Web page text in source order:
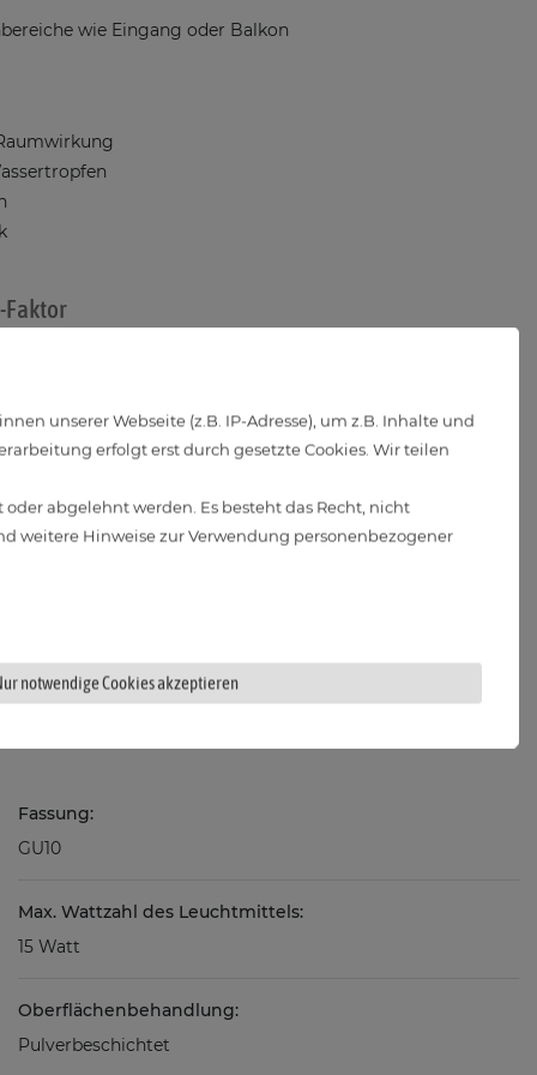
wie Eingang oder Balkon
Faktor
oder spezielle Treiber
Fassung:
GU10
Max. Wattzahl des Leuchtmittels:
15 Watt
Oberflächenbehandlung:
Pulverbeschichtet
unserer Webseite (z.B. IP-Adresse), um z.B. Inhalte und
erfolgt erst durch gesetzte Cookies. Wir teilen
abgelehnt werden. Es besteht das Recht, nicht
weitere Hinweise zur Verwendung personenbezogener
notwendige Cookies akzeptieren